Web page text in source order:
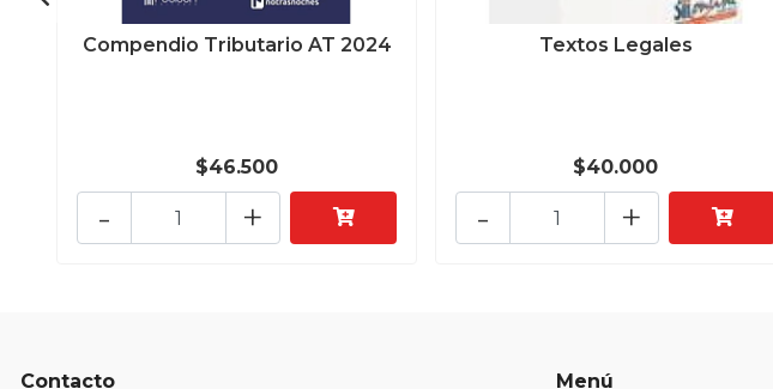
Compendio Tributario AT 2024
$46.500
+
-
Textos Legales
$40.000
+
-
Contacto Menú